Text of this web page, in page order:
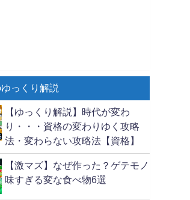
っくり解説
【ゆっくり解説】時代が変わ
り・・・資格の変わりゆく攻略
法・変わらない攻略法【資格】
【激マズ】なぜ作った？ゲテモノ
味すぎる変な食べ物6選